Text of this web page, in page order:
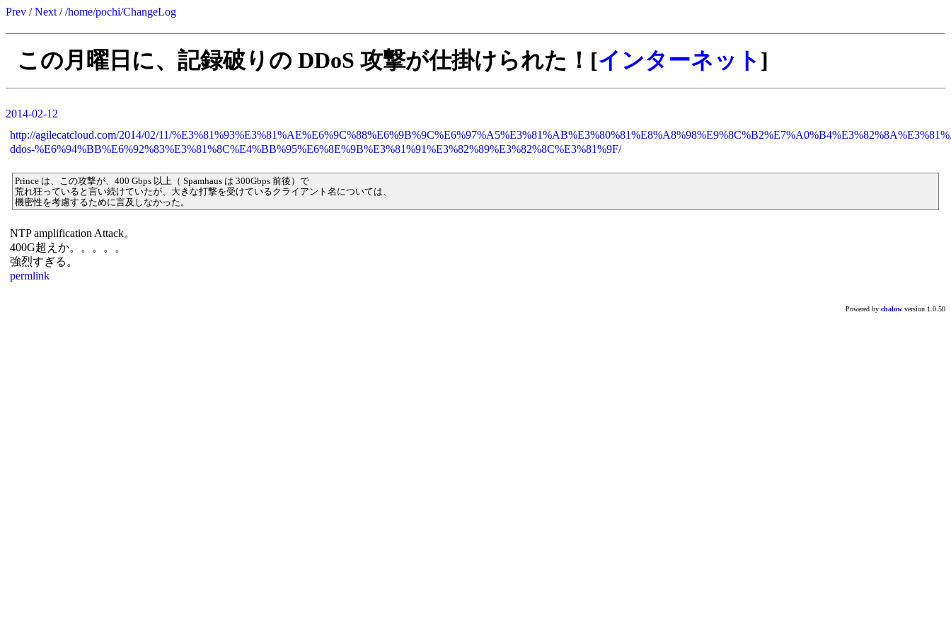
Prev /Next //home/pochi/ChangeLog
この月曜日に、記録破りの DDoS 攻撃が仕掛けられた！[インターネット ]
2014-02-12
http://agilecatcloud.com/2014/02/11/
ddos-%E6%94%BB%E6%92%83%E3%81%8C%E4%BB%95%E6%8E%9B%E3%81%91%E3%82%89%E3%82%8C%E3%81%9F/
Prince は、この攻撃が、400 Gbps 以上（ Spamhaus は 300Gbps 前後）で
荒れ狂っていると言い続けていたが、大きな打撃を受けているクライアント名については、
機密性を考慮するために言及しなかった。
NTP amplification Attack。
400G超えか。。。。。
強烈すぎる。
permlink
Powered by chalow version 1.0.50